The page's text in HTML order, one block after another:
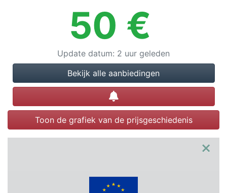
50 €
Update datum: 2 uur geleden
Bekijk alle aanbiedingen
Prijsalert instellen
Toon de grafiek van de prijsgeschiedenis
×